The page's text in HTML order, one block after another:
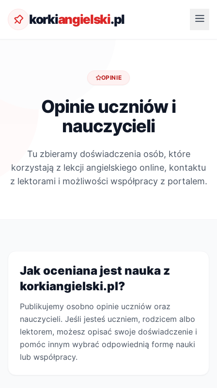
korkiangielski.pl
OPINIE
Opinie uczniów i
nauczycieli
Tu zbieramy doświadczenia osób, które
korzystają z lekcji angielskiego online, kontaktu
z lektorami i możliwości współpracy z portalem.
Jak oceniana jest nauka z
korkiangielski.pl?
Publikujemy osobno opinie uczniów oraz
nauczycieli. Jeśli jesteś uczniem, rodzicem albo
lektorem, możesz opisać swoje doświadczenie i
pomóc innym wybrać odpowiednią formę nauki
lub współpracy.